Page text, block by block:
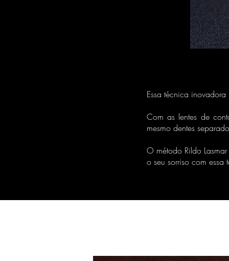
Essa técnica
Com as lentes de
mesmo dentes
O método Rildo
o seu sorriso com